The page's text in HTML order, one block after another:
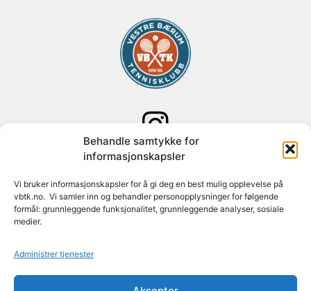
Behandle samtykke for
informasjonskapsler
Vi bruker informasjonskapsler for å gi deg en best mulig opplevelse på
vbtk.no. Vi samler inn og behandler personopplysninger for følgende
formål: grunnleggende funksjonalitet, grunnleggende analyser, sosiale
medier.
Administrer tjenester
Følg oss på Instagram
Adresse: Paal Bergs vei 125
1348 Rykkinn